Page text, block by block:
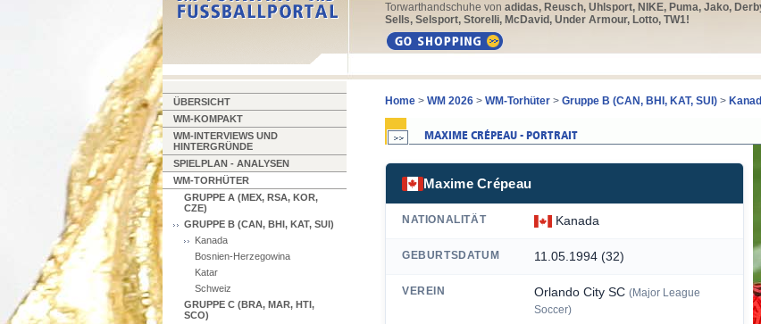
Torwarthandschuhe von adidas, Reusch, Uhlsport, NIKE, Puma, Jako,
Sells, Selsport, Storelli, McDavid, Under Armour, Lotto, TW1!
ÜBERSICHT
WM-KOMPAKT
WM-INTERVIEWS UND
HINTERGRÜNDE
SPIELPLAN - ANALYSEN
WM-TORHÜTER
GRUPPE A (MEX, RSA, KOR,
CZE)
GRUPPE B (CAN, BHI, KAT, SUI)
Kanada
Bosnien-Herzegowina
Katar
Schweiz
GRUPPE C (BRA, MAR, HTI,
SCO)
Home > WM 2026 > WM-Torhüter > Gruppe B (CAN, BHI, KAT, SUI) >
Maxime Crépeau
NATIONALITÄT Kanada
GEBURTSDATUM 11.05.1994 (32)
VEREIN Orlando City SC (Major League
Soccer)